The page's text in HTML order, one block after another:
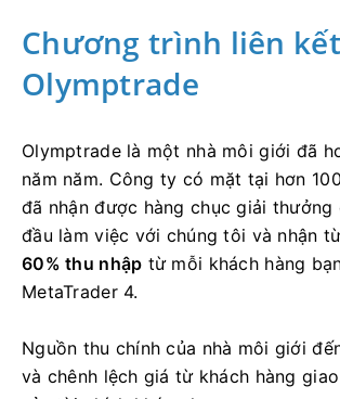
Chương trình liên kết
Olymptrade
Olymptrade là một nhà môi giới đã
năm năm. Công ty có mặt tại hơn
đã nhận được hàng chục giải thưởng
đầu làm việc với chúng tôi và nhận
60% thu nhập từ mỗi khách hàng
MetaTrader 4.
Nguồn thu chính của nhà môi giới
và chênh lệch giá từ khách hàng